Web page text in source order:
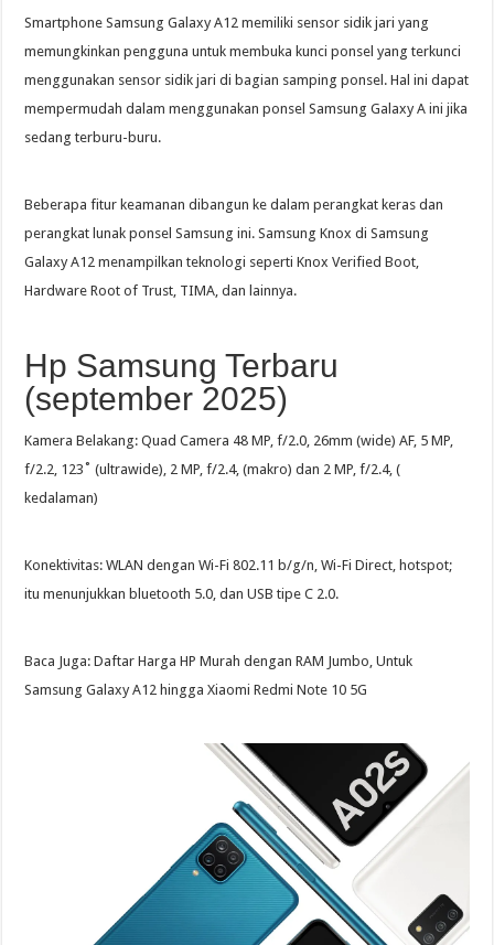
Smartphone Samsung Galaxy A12 memiliki sensor sidik jari yang
memungkinkan pengguna untuk membuka kunci ponsel yang terkunci
menggunakan sensor sidik jari di bagian samping ponsel. Hal ini dapat
mempermudah dalam menggunakan ponsel Samsung Galaxy A ini jika
sedang terburu-buru.
Beberapa fitur keamanan dibangun ke dalam perangkat keras dan
perangkat lunak ponsel Samsung ini. Samsung Knox di Samsung
Galaxy A12 menampilkan teknologi seperti Knox Verified Boot,
Hardware Root of Trust, TIMA, dan lainnya.
Hp Samsung Terbaru
(september 2025)
Kamera Belakang: Quad Camera 48 MP, f/2.0, 26mm (wide) AF, 5 MP,
f/2.2, 123˚ (ultrawide), 2 MP, f/2.4, (makro) dan 2 MP, f/2.4, (
kedalaman)
Konektivitas: WLAN dengan Wi-Fi 802.11 b/g/n, Wi-Fi Direct, hotspot;
itu menunjukkan bluetooth 5.0, dan USB tipe C 2.0.
Baca Juga: Daftar Harga HP Murah dengan RAM Jumbo, Untuk
Samsung Galaxy A12 hingga Xiaomi Redmi Note 10 5G